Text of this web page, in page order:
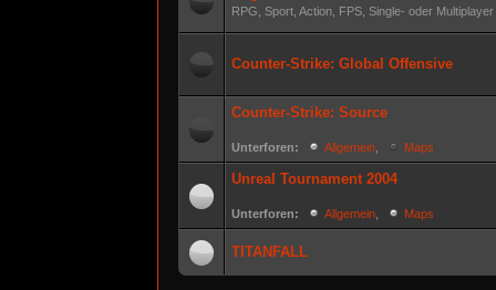
RPG, Sport, Action, FPS, Single- oder
Counter-Strike: Global Offensive
Counter-Strike: Source
Unterforen: Allgemein, Maps
Unreal Tournament 2004
Unterforen: Allgemein, Maps
TITANFALL